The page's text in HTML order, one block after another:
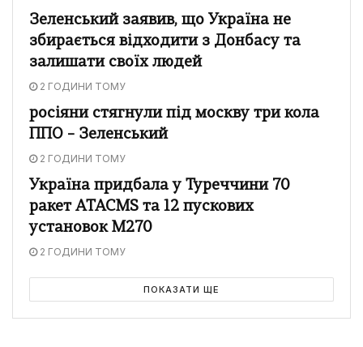
Зеленський заявив, що Україна не
збирається відходити з Донбасу та
залишати своїх людей
2 ГОДИНИ ТОМУ
росіяни стягнули під москву три кола
ППО – Зеленський
2 ГОДИНИ ТОМУ
Україна придбала у Туреччини 70
ракет ATACMS та 12 пускових
установок M270
2 ГОДИНИ ТОМУ
ПОКАЗАТИ ЩЕ